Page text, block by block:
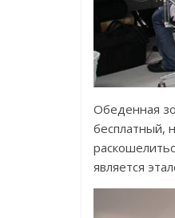
Обеденная
бесплатный,
является